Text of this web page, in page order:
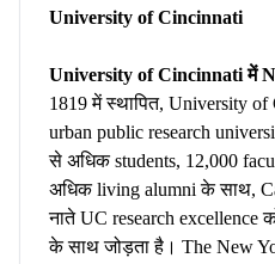
University of Cincinnati
University of Cincinnati में
1819 में स्थापित, University of
urban public research
से अधिक students, 12,000
अधिक living alumni के साथ,
नाते UC research excellence
के साथ जोड़ता है। The New